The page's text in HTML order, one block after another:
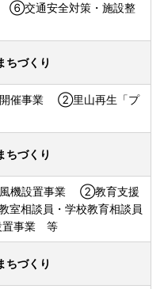
⑥交通安全対策・施設整
ちづくり
開催事業 ②里山再生「プ
ちづくり
風機設置事業 ②教育支援
相談員・学校教育相談員
置事業 等
ちづくり